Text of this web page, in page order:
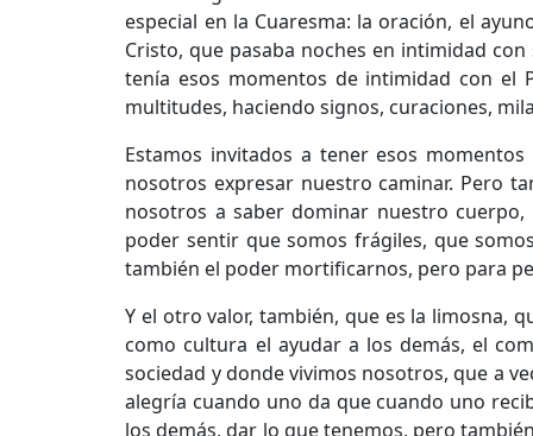
especial en la Cuaresma: la oración, el
Cristo, que pasaba noches en intimidad
tenía esos momentos de intimidad con el
multitudes, haciendo signos, curaciones,
Estamos invitados a tener esos
nosotros expresar nuestro caminar. Pero
nosotros a saber dominar nuestro
poder sentir que somos frágiles, que
también el poder mortificarnos, pero para
Y el otro valor, también, que es la limosna,
como cultura el ayudar a los demás, el
sociedad y donde vivimos nosotros, que a
alegría cuando uno da que cuando uno
los demás, dar lo que tenemos, pero